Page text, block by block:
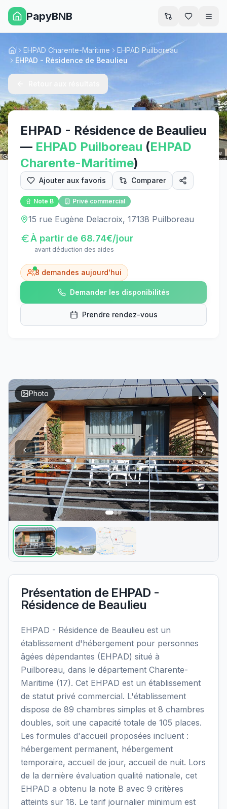
PapyBNB
Street View
AccueilEHPAD Charente-Maritime
EHPAD Puilboreau
EHPAD - Résidence de Beaulieu
EHPAD - Résidence de Beaulieu
— EHPAD Puilboreau (EHPAD
Charente-Maritime)
Ajouter aux favoris Comparer
Note B Privé commercial
15 rue Eugène Delacroix, 17138 Puilboreau
À partir de 68.74€/jour
avant déduction des aides
8 demandes aujourd'hui
Demander les disponibilités
Prendre rendez-vous
Photo
Présentation de EHPAD -
Résidence de Beaulieu
EHPAD - Résidence de Beaulieu est un
établissement d'hébergement pour personnes
âgées dépendantes (EHPAD) situé à
Puilboreau, dans le département Charente-
Maritime (17). Cet EHPAD est un établissement
de statut privé commercial. L'établissement
dispose de 89 chambres simples et 8 chambres
doubles, soit une capacité totale de 105 places.
Les formules d'accueil proposées incluent :
hébergement permanent, hébergement
temporaire, accueil de jour, accueil de nuit. Lors
de la dernière évaluation qualité nationale, cet
EHPAD a obtenu la note B avec 9 critères
atteints sur 18. Le tarif journalier minimum est